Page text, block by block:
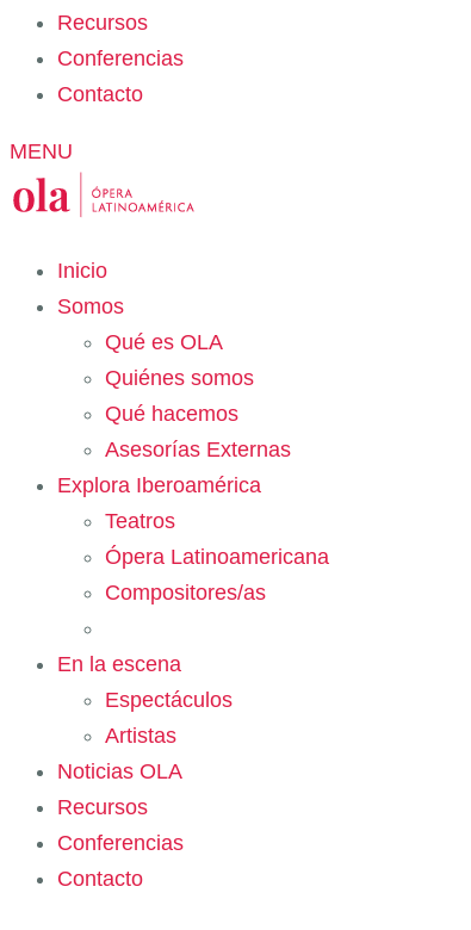
Recursos
Conferencias
Contacto
MENU
Inicio
Somos
Qué es OLA
Quiénes somos
Qué hacemos
Asesorías Externas
Explora Iberoamérica
Teatros
Ópera Latinoamericana
Compositores/as
En la escena
Espectáculos
Artistas
Noticias OLA
Recursos
Conferencias
Contacto